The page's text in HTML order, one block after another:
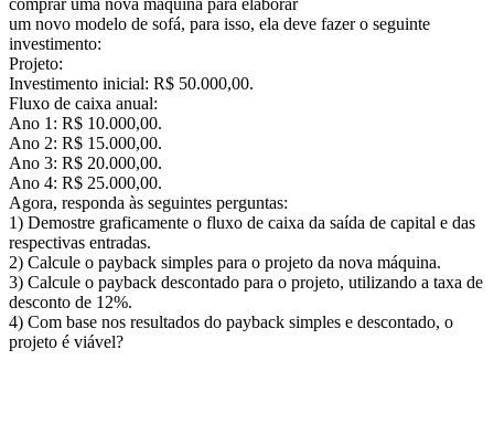
comprar uma nova máquina para elaborar
um novo modelo de sofá, para isso, ela deve fazer o seguinte
investimento:
Projeto:
Investimento inicial: R$ 50.000,00.
Fluxo de caixa anual:
Ano 1: R$ 10.000,00.
Ano 2: R$ 15.000,00.
Ano 3: R$ 20.000,00.
Ano 4: R$ 25.000,00.
Agora, responda às seguintes perguntas:
1) Demostre graficamente o fluxo de caixa da saída de capital e das
respectivas entradas.
2) Calcule o payback simples para o projeto da nova máquina.
3) Calcule o payback descontado para o projeto, utilizando a taxa de
desconto de 12%.
4) Com base nos resultados do payback simples e descontado, o
projeto é viável?